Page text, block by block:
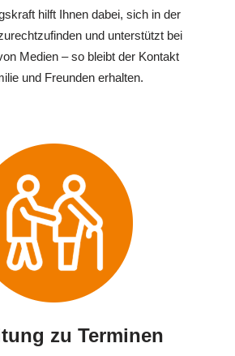
hilft Ihnen dabei, sich in der
und unterstützt bei
Medien – so bleibt der Kontakt
und Freunden erhalten.
zu Terminen